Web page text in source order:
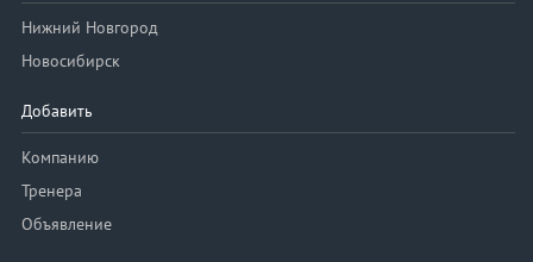
Нижний Новгород
Новосибирск
Добавить
Компанию
Тренера
Объявление